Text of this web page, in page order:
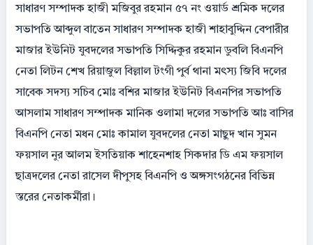
সাধারণ সম্পাদক হাজী মজিবুর রহমান ৫৭ নং ওয়ার্ড শ্রমিক দলের
সভাপতি আব্দুল বাতেন সাধারণ সম্পাদক হাজী শাহাবুদ্দিন বেপারীর
মাজার ইউনিট যুবদলের সভাপতি সিদ্দিকুর রহমান ডুবলি বিএনপি
নেতা লিটন শেখ রিয়াজুল বিল্লাল টংগী পুর্ব থানা মৎস্য জিবি দলের
সাবেক সদস্য সচিব মোঃ বশির মাজার ইউনিট বিএনপির সভাপতি
আসলাম সাধারণ সম্পাদক মানিক ওলামা দলের সভাপতি আঃ বাসির
বিএনপি নেতা মধন মোঃ কামাল যুবদলের নেতা মাছুদ খান সুমন
ফয়সাল নুর আলম ইসতিয়াক শাহেনশাহ সিকদার ডি এম ফয়সাল
ছাত্রদলের নেতা রাসেল দীপুসহ বিএনপি ও অঙ্গসংগঠনের বিভিন্ন
স্তরের নেতাকর্মীরা।